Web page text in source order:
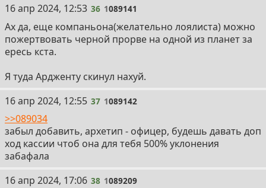
36
16 апр 2024, 12:53 36 1089141
Ах да, еще компаньона(желательно лоялиста) можно
пожертвовать черной прорве на одной из планет за
ересь кста.
Я туда Ардженту скинул нахуй.
37
16 апр 2024, 12:55 37 1089142
>>089034
забыл добавить, архетип - офицер, будешь давать доп
ход кассии чтоб она для тебя 500% уклонения
забафала
38
16 апр 2024, 17:06 38 1089209